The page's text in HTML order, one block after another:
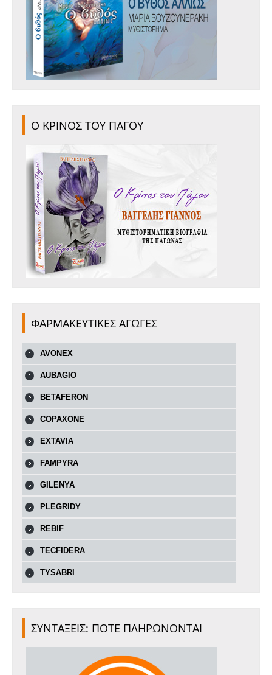
Ο ΚΡΙΝΟΣ ΤΟΥ ΠΑΓΟΥ
ΦΑΡΜΑΚΕΥΤΙΚΕΣ ΑΓΩΓΕΣ
AVONEX
AUBAGIO
BETAFERON
COPAXONE
EXTAVIA
FAMPYRA
GILENYA
PLEGRIDY
REBIF
TECFIDERA
TYSABRI
ΣΥΝΤΑΞΕΙΣ: ΠΟΤΕ ΠΛΗΡΩΝΟΝΤΑΙ